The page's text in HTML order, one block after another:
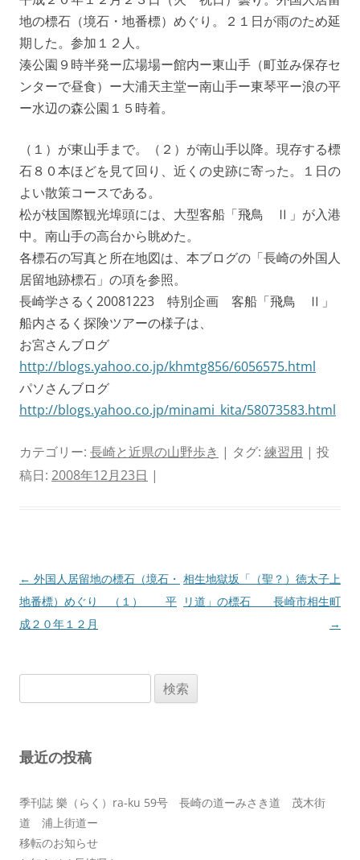
地の標石（境石・地番標）めぐり。２１日が雨のため延
期した。参加１２人。
湊公園９時半発ー広場場ー館内ー東山手（町並み保存セ
ンターで昼食）ー大浦天主堂ー南山手ー東琴平ー浪の平
ー水辺の森公園１５時着。
（１）が東山手まで。（２）が南山手以降。現存する標
石８０本ほどを見て回り、近くの史跡に寄った。１日の
よい散策コースである。
松が枝国際観光埠頭には、大型客船「飛鳥 Ⅱ」が入港
中。南山手の高台から眺めた。
各標石の写真と所在地図は、本ブログの「長崎の外国人
居留地跡標石」の項を参照。
長崎学さるく20081223 特別企画 客船「飛鳥 Ⅱ」
船内さるく探険ツアーの様子は、
お宮さんブログ
http://blogs.yahoo.co.jp/khmtg856/6056575.html
パソさんブログ
http://blogs.yahoo.co.jp/minami_kita/58073583.html
カテゴリー: 長崎と近県の山野歩き | タグ: 練習用 | 投
稿日: 2008年12月23日 |
投
稿
ナ
ン
← 外国人居留地の標石（境石・
地番標）めぐり （１） 平
成２０年１２月
相生地獄坂「（聖？）徳太子上
リ道」の標石 長崎市相生町
→
索:
最近の投稿
季刊誌 樂（らく）ra-ku 59号 長崎の道ーみさき道 茂木街
道 浦上街道ー
移転のお知らせ